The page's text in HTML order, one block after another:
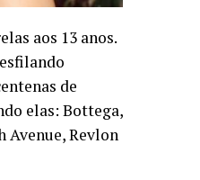
aos 13 anos.
de
elas: Bottega,
Avenue, Revlon